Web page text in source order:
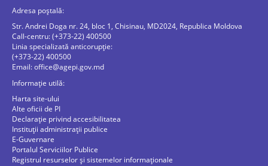
Adresa poștală:
Str. Andrei Doga nr. 24, bloc 1, Chisinau, MD2024, Republica Moldova
Call-centru: (+373-22) 400500
Linia specializată anticorupție:
(+373-22) 400500
Email:office@agepi.gov.md
Informație utilă:
Harta site-ului
Alte oficii de PI
Declarație privind accesibilitatea
Instituții administrații publice
E-Guvernare
Portalul Serviciilor Publice
Registrul resurselor și sistemelor informaționale